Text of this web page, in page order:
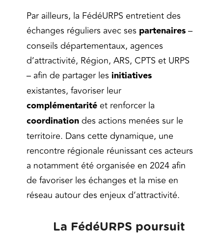
Par ailleurs, la FédéURPS entretient des
échanges réguliers avec ses partenaires–
conseils départementaux, agences
d’attractivité, Région, ARS, CPTS et URPS
– afin de partager les initiatives
existantes, favoriser leur
complémentarité et renforcer la
coordinationdes actions menées sur le
territoire. Dans cette dynamique, une
rencontre régionale réunissant ces acteurs
a notamment été organisée en 2024 afin
de favoriser les échanges et la mise en
réseau autour des enjeux d’attractivité.
La FédéURPS poursuit